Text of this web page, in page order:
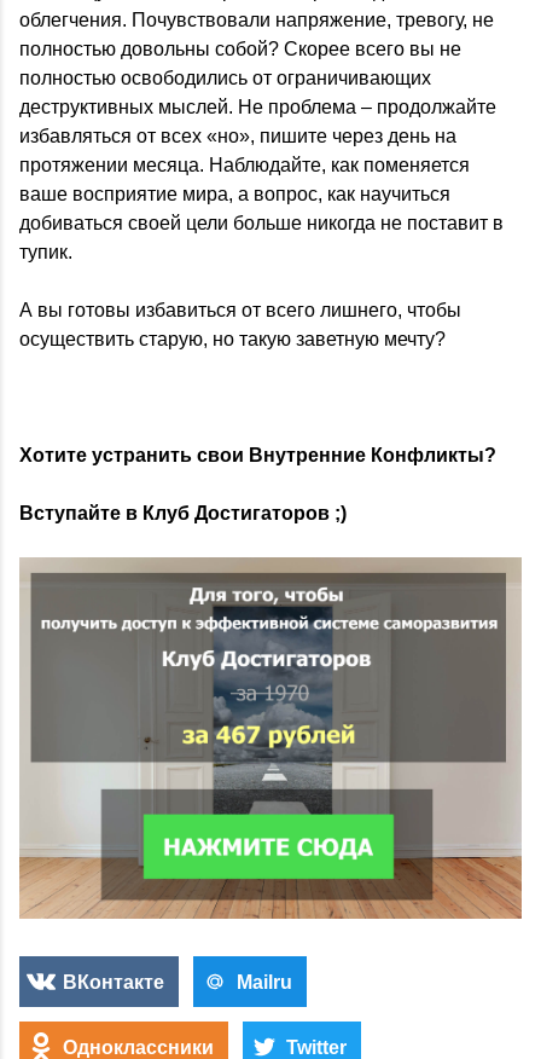
облегчения. Почувствовали напряжение, тревогу, не
полностью довольны собой? Скорее всего вы не
полностью освободились от ограничивающих
деструктивных мыслей. Не проблема – продолжайте
избавляться от всех «но», пишите через день на
протяжении месяца. Наблюдайте, как поменяется
ваше восприятие мира, а вопрос, как научиться
добиваться своей цели больше никогда не поставит в
тупик.
А вы готовы избавиться от всего лишнего, чтобы
осуществить старую, но такую заветную мечту?
Хотите устранить свои Внутренние Конфликты?
Вступайте в Клуб Достигаторов ;)
ВКонтакте Mailru
Одноклассники Twitter